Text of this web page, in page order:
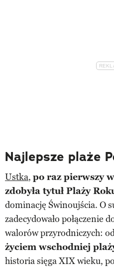
Najlepsze plaże
Ustka, po raz pierwszy
zdobyła tytuł Plaży
dominację Świnoujścia. O
zadecydowało połączenie
walorów przyrodniczych:
życiem wschodniej
historia sięga XIX wieku, po